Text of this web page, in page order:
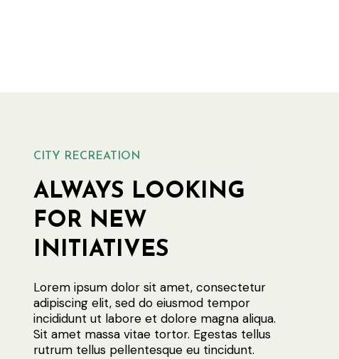
CITY RECREATION
ALWAYS LOOKING
FOR NEW
INITIATIVES
Lorem ipsum dolor sit amet, consectetur
adipiscing elit, sed do eiusmod tempor
incididunt ut labore et dolore magna aliqua.
Sit amet massa vitae tortor. Egestas tellus
rutrum tellus pellentesque eu tincidunt.